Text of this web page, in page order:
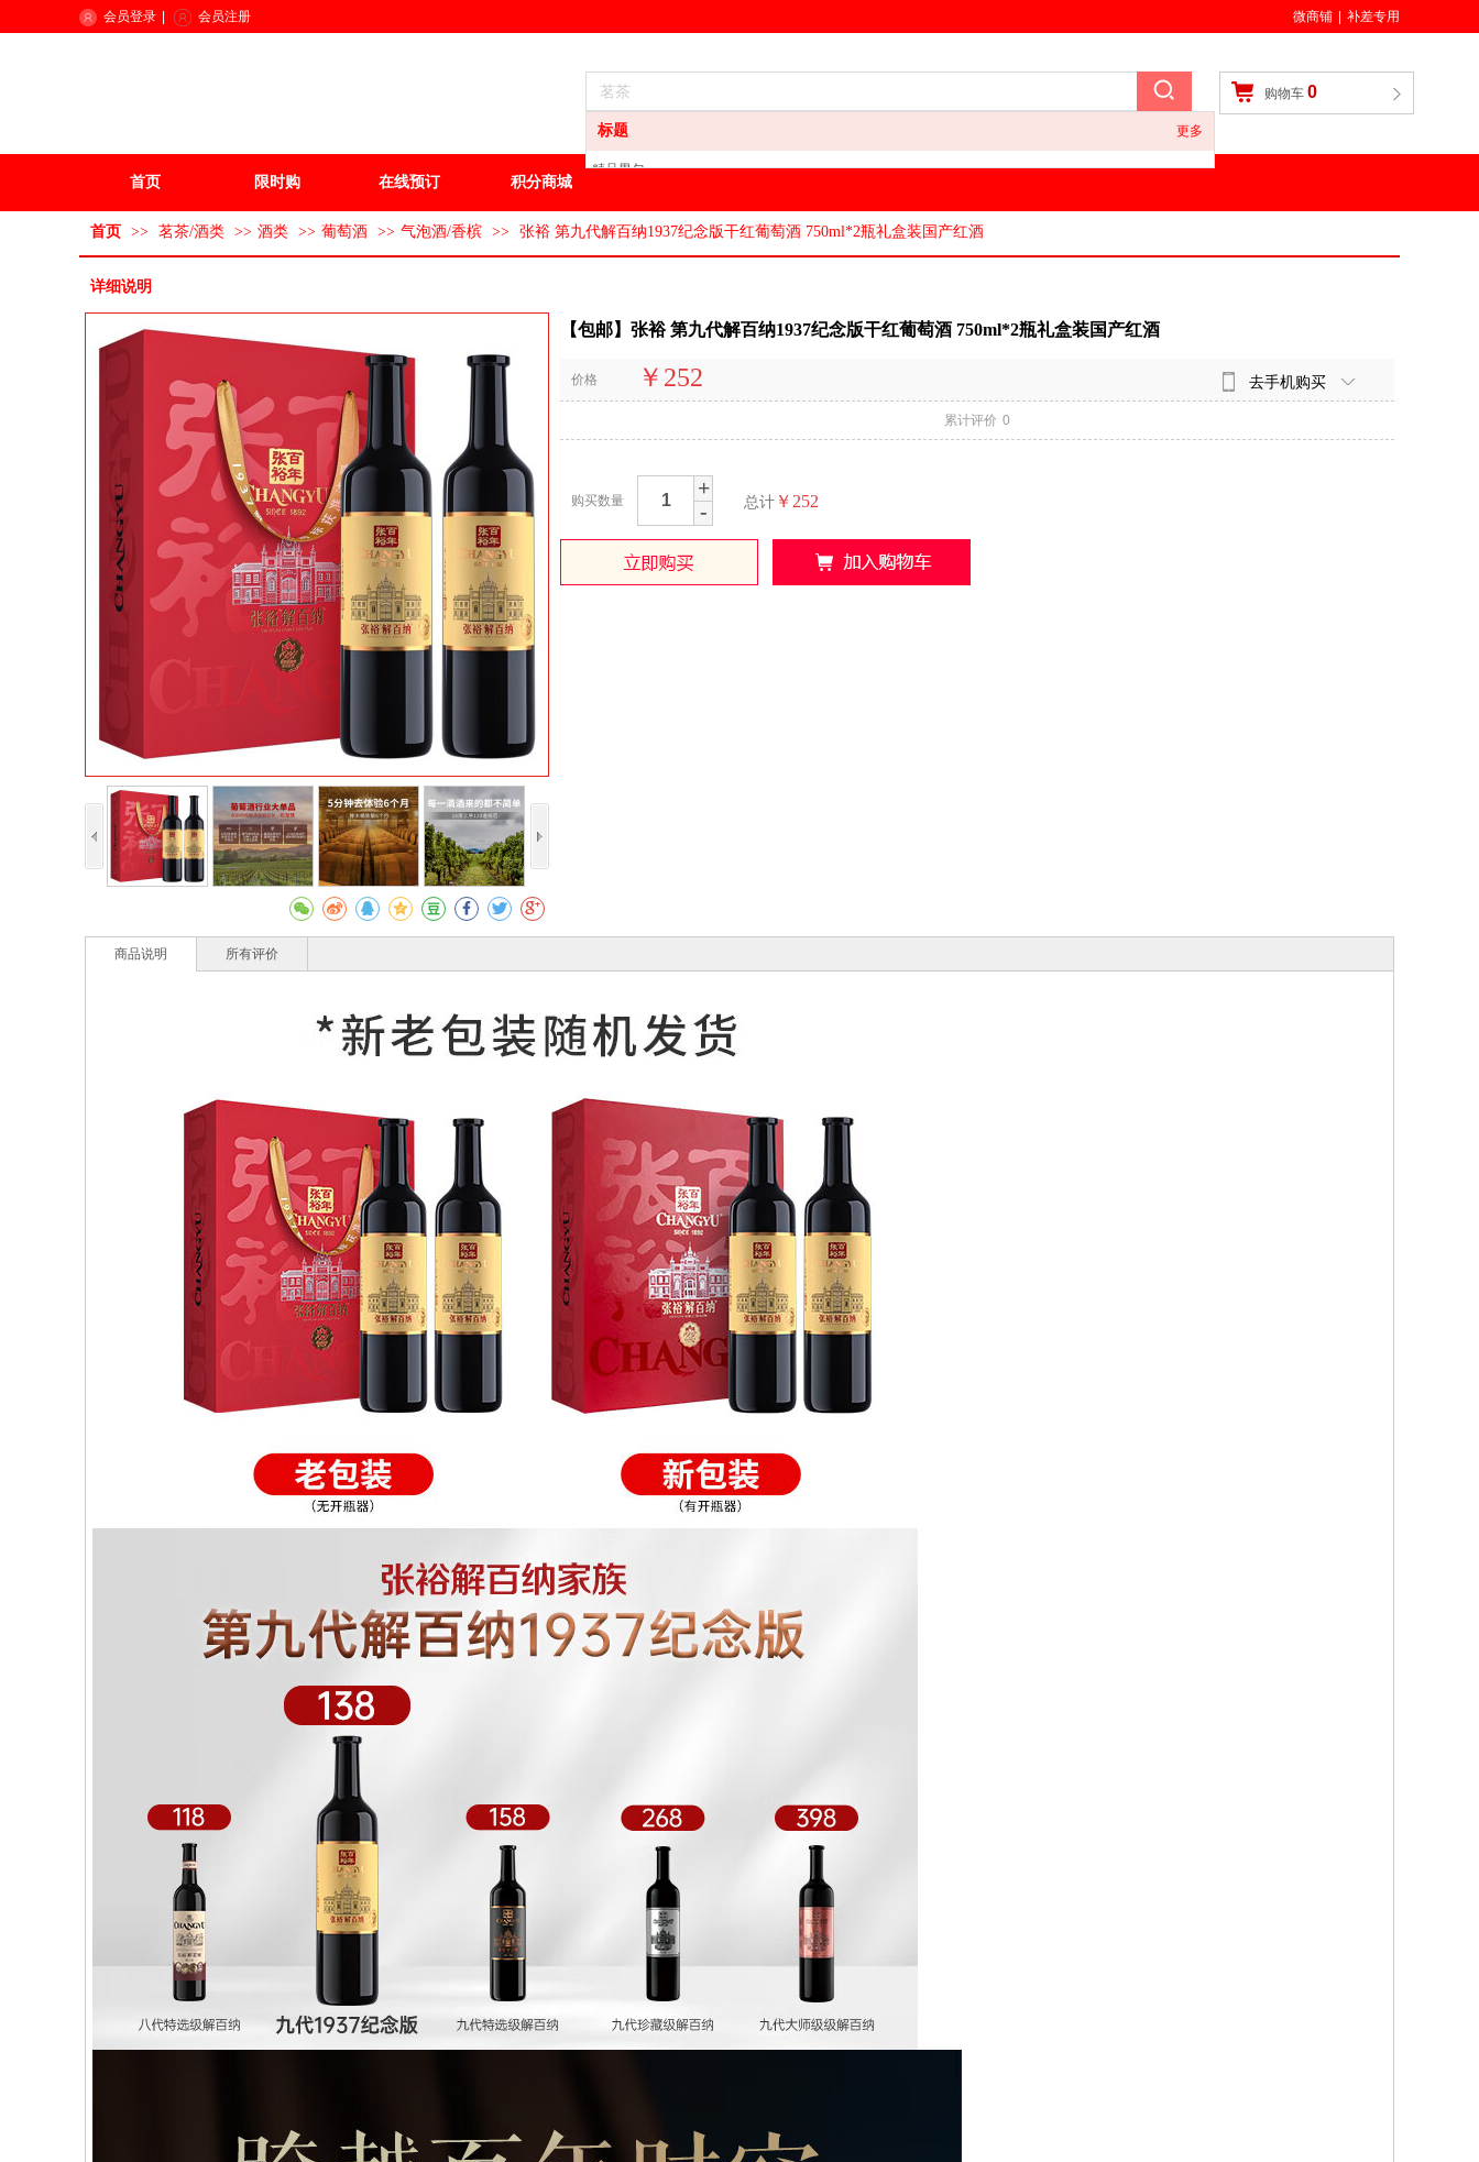
标题 更多
精品男包
白酒
其它特产
方便食品
购物车 0
会员登录 会员注册 微商铺 补差专用
首页 限时购 在线预订 积分商城
首页 >> 茗茶/酒类 >> 酒类 >> 葡萄酒 >> 气泡酒/香槟 >> 张裕 第九代解百纳1937纪念版干红葡萄酒 750ml*2瓶礼盒装国产红酒
详细说明
【包邮】张裕 第九代解百纳1937纪念版干红葡萄酒 750ml*2瓶礼盒装国产红酒
去手机购买
价格 ￥252
累计评价 0
购买数量 -
+
总计 ￥252
商品说明 所有评价